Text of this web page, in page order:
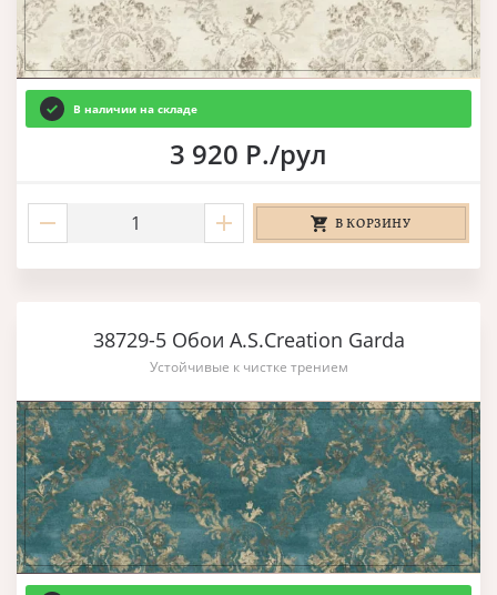
В наличии на складе
3 920 Р./рул
В КОРЗИНУ
38729-5 Обои A.S.Creation Garda
Устойчивые к чистке трением